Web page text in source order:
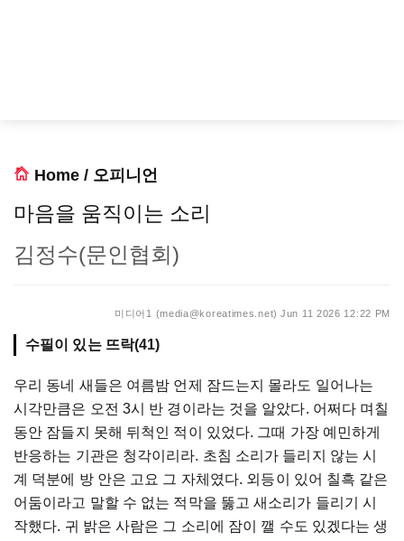
Home / 오피니언
마음을 움직이는 소리
김정수(문인협회)
미디어1 (media@koreatimes.net) Jun 11 2026 12:22 PM
수필이 있는 뜨락(41)
우리 동네 새들은 여름밤 언제 잠드는지 몰라도 일어나는
시각만큼은 오전 3시 반 경이라는 것을 알았다. 어쩌다 며칠
동안 잠들지 못해 뒤척인 적이 있었다. 그때 가장 예민하게
반응하는 기관은 청각이리라. 초침 소리가 들리지 않는 시
계 덕분에 방 안은 고요 그 자체였다. 외등이 있어 칠흑 같은
어둠이라고 말할 수 없는 적막을 뚫고 새소리가 들리기
시
작했다. 귀 밝은 사람은 그 소리에 잠이 깰 수도 있겠다는 생